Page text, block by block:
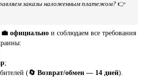
заказы наложенным платежом? 👉
💼 официально и соблюдаем все требования
;
(🔄 Возврат/обмен — 14 дней).